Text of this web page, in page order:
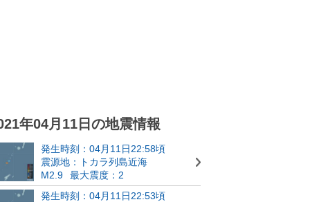
年04月11日の地震情報
発生時刻：04月11日22:58頃
震源地：トカラ列島近海
M2.9
最大震度：2
発生時刻：04月11日22:53頃